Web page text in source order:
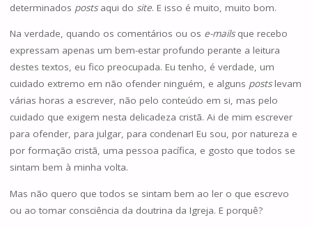
determinados postsaqui do site. E isso é muito, muito bom.
Na verdade, quando os comentários ou os e-mailsque recebo
expressam apenas um bem-estar profundo perante a leitura
destes textos, eu fico preocupada. Eu tenho, é verdade, um
cuidado extremo em não ofender ninguém, e alguns postslevam
várias horas a escrever, não pelo conteúdo em si, mas pelo
cuidado que exigem nesta delicadeza cristã. Ai de mim escrever
para ofender, para julgar, para condenar! Eu sou, por natureza e
por formação cristã, uma pessoa pacífica, e gosto que todos se
sintam bem à minha volta.
Mas não quero que todos se sintam bem ao ler o que escrevo
ou ao tomar consciência da doutrina da Igreja. E porquê?